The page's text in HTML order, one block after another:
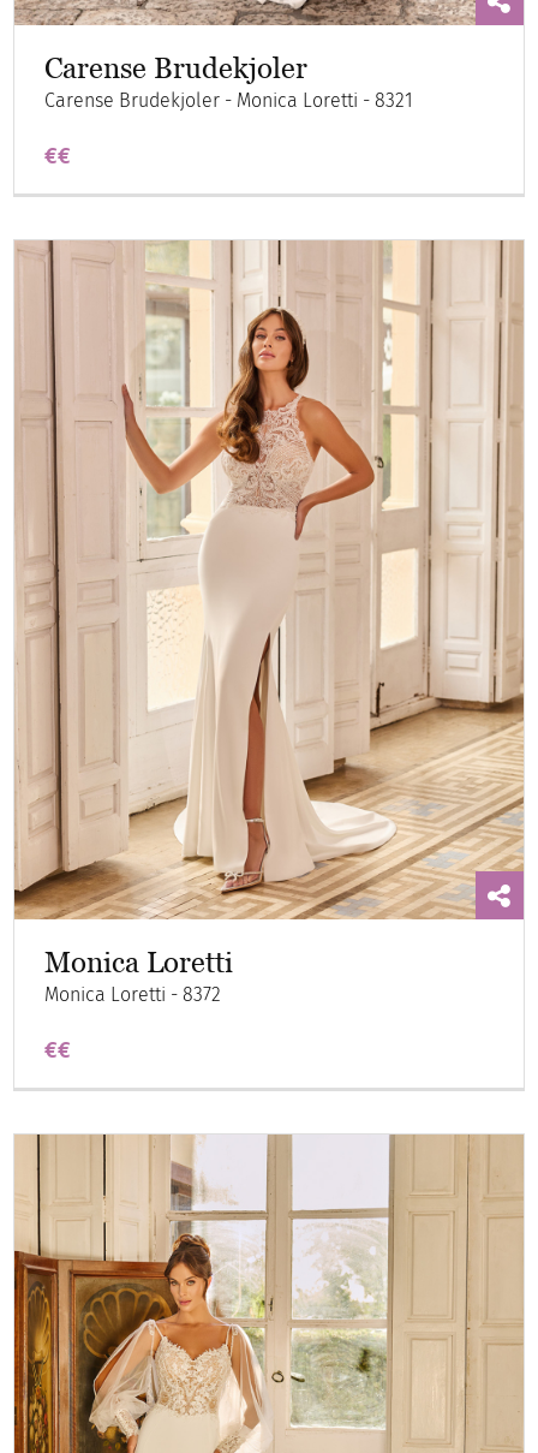
Carense Brudekjoler
Carense Brudekjoler - Monica Loretti - 8321
€€
Monica Loretti
Monica Loretti - 8372
€€